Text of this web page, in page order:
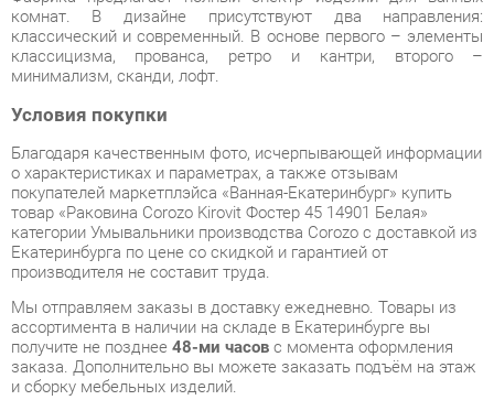
Условия покупки
Благодаря качественным фото, исчерпывающей информации
о характеристиках и параметрах, а также отзывам
товар «Раковина Corozo Kirovit Фостер 45 14901 Белая»
Екатеринбурга по цене со скидкой и гарантией от
производителя не составит труда.
Мы отправляем заказы в доставку ежедневно. Товары из
ассортимента в наличии на складе в Екатеринбурге вы
получите не позднее48-ми часовс момента оформления
заказа. Дополнительно вы можете заказать подъём на этаж
Срок доставки в другие регионы, и для товаров, находящихся
на складах производителей, рассчитывается индивидуально.
Уточнить наличие, срок и стоимость доставки вы можете
через формуобратной связи.